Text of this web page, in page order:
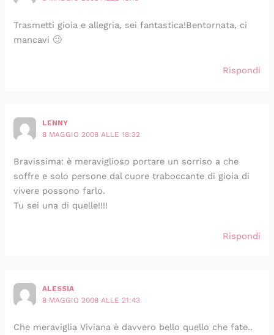
Trasmetti gioia e allegria, sei fantastica!Bentornata, ci
mancavi 🙂
Rispondi
LENNY
8 MAGGIO 2008 ALLE 18:32
Bravissima: è meraviglioso portare un sorriso a che
soffre e solo persone dal cuore traboccante di gioia di
vivere possono farlo.
Tu sei una di quelle!!!!
Rispondi
ALESSIA
8 MAGGIO 2008 ALLE 21:43
Che meraviglia Viviana è davvero bello quello che fate..